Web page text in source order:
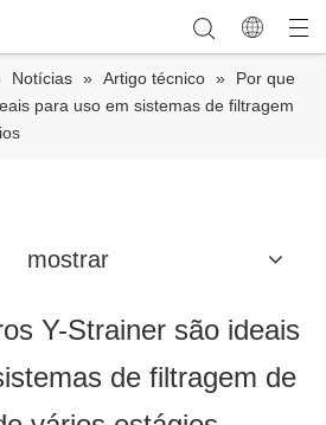
Notícias » Artigo técnico »
Por que
para uso em sistemas de filtragem
mostrar
Y-Strainer são ideais
de filtragem de